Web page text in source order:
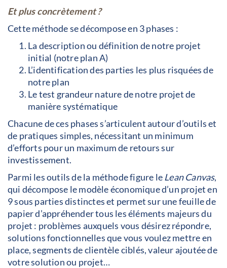
Et plus concrètement ?
Cette méthode se décompose en 3 phases :
La description ou définition de notre projet
initial (notre plan A)
L’identification des parties les plus risquées de
notre plan
Le test grandeur nature de notre projet de
manière systématique
Chacune de ces phases s’articulent autour d’outils et
de pratiques simples, nécessitant un minimum
d’efforts pour un maximum de retours sur
investissement.
Parmi les outils de la méthode figure le Lean Canvas,
qui décompose le modèle économique d’un projet en
9 sous parties distinctes et permet sur une feuille de
papier d’appréhender tous les éléments majeurs du
projet : problèmes auxquels vous désirez répondre,
solutions fonctionnelles que vous voulez mettre en
place, segments de clientèle ciblés, valeur ajoutée de
votre solution ou projet…